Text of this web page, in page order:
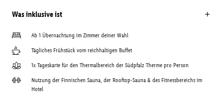
Was inklusive ist
Ab 1 Übernachtung im Zimmer deiner Wahl
Tägliches Frühstück vom reichhaltigen Buffet
1x Tageskarte für den Thermalbereich der Südpfalz Therme pro Person
Nutzung der Finnischen Sauna, der Rooftop-Sauna & des Fitnessbereichs im
Hotel